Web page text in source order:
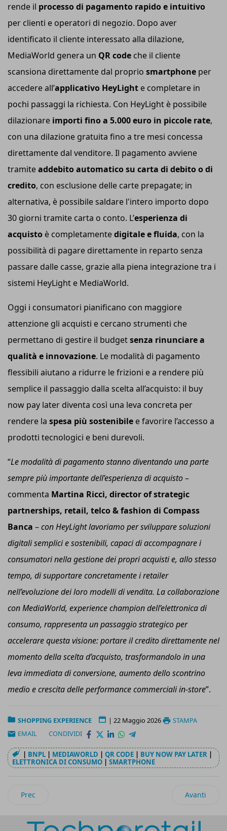
rende il processo di pagamento rapido e intuitivo
per clienti e operatori di negozio. Dopo aver
identificato il cliente interessato alla dilazione,
MediaWorld genera un QR code che il cliente
scansiona direttamente dal proprio smartphone per
accedere all’applicativo HeyLight e completare in
pochi passaggi la richiesta. Con HeyLight è possibile
dilazionare importi fino a 5.000 euro in piccole rate,
con una dilazione gratuita fino a tre mesi concessa
direttamente dal venditore. Il pagamento avviene
tramiteaddebito automatico su carta di debito o di
credito, con esclusione delle carte prepagate; in
alternativa, è possibile saldare l'intero importo dopo
30 giorni tramite carta o conto. L’esperienza di
acquisto è completamentedigitale e fluida, con la
possibilità di pagare direttamente in reparto senza
passare dalle casse, grazie alla piena integrazione tra i
sistemi HeyLight e MediaWorld.
Oggi i consumatori pianificano con maggiore
attenzione gli acquisti e cercano strumenti che
permettano di gestire il budgetsenza rinunciare a
qualità e innovazione. Le modalità di pagamento
flessibili aiutano a ridurre le frizioni e a rendere più
semplice il passaggio dalla scelta all’acquisto: il buy
now pay later diventa così una leva concreta per
rendere la spesa più sostenibile e favorire l’accesso a
prodotti tecnologici e beni durevoli.
“Le modalità di pagamento stanno diventando una parte
sempre più importante dell’esperienza di acquisto–
commenta Martina Ricci, director ofstrategic
partnerships, retail, telco &fashion di Compass
Banca –con HeyLight lavoriamo per sviluppare soluzioni
digitali semplici e sostenibili, capaci di accompagnare i
consumatori nella gestione dei propri acquisti e, allo stesso
tempo, di supportare concretamente i retailer
nell’evoluzione dei loro modelli di vendita. La collaborazione
con MediaWorld, experiencechampion dell’elettronica di
consumo, rappresenta un passaggio strategico per
accelerare questa visione: portare il credito direttamente nel
momento della scelta d’acquisto, trasformandolo in una
leva immediata di conversione, aumento dello scontrino
medio e crescita delle performance commerciali in-store”.
SHOPPING EXPERIENCE | 22 Maggio 2026
STAMPA
EMAIL
CONDIVIDI
| BNPL | MEDIAWORLD | QR CODE | BUY NOW PAY LATER |
ELETTRONICA DI CONSUMO | SMARTPHONE
Articolo precedente: Qvc Italia punta sempre più su TikTok
Prec Articolo
Avanti